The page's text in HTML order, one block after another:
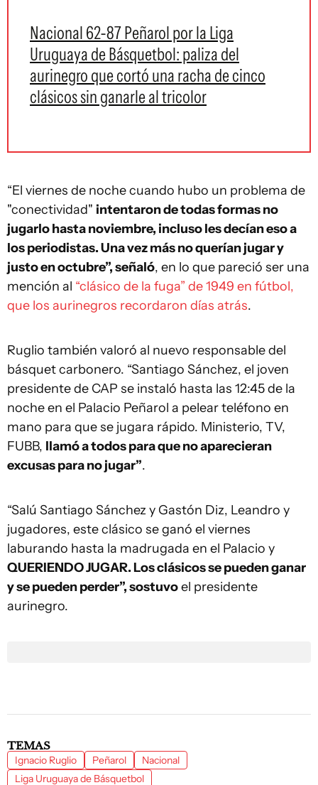
Nacional 62-87 Peñarol por la Liga
Uruguaya de Básquetbol: paliza del
aurinegro que cortó una racha de cinco
clásicos sin ganarle al tricolor
“El viernes de noche cuando hubo un problema de
"conectividad" intentaron de todas formas no
jugarlo hasta noviembre, incluso les decían eso a
los periodistas. Una vez más no querían jugar y
justo en octubre”, señaló, en lo que pareció ser una
mención al “clásico de la fuga” de 1949 en fútbol,
que los aurinegros recordaron días atrás.
Ruglio también valoró al nuevo responsable del
básquet carbonero. “Santiago Sánchez, el joven
presidente de CAP se instaló hasta las 12:45 de la
noche en el Palacio Peñarol a pelear teléfono en
mano para que se jugara rápido. Ministerio, TV,
FUBB, llamó a todos para que no aparecieran
excusas para no jugar”.
“Salú Santiago Sánchez y Gastón Diz, Leandro y
jugadores, este clásico se ganó el viernes
laburando hasta la madrugada en el Palacio y
QUERIENDO JUGAR. Los clásicos se pueden ganar
y se pueden perder”, sostuvoel presidente
aurinegro.
TEMAS
Ignacio Ruglio Peñarol
Nacional
Liga Uruguaya de Básquetbol